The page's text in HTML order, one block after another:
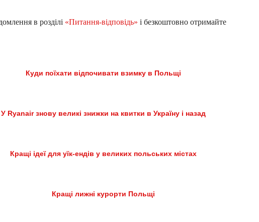
в розділі «Питання-відповідь» і безкоштовно отримайте
Куди поїхати відпочивати взимку в Польщі
У Ryanair знову великі знижки на квитки в Україну і назад
Кращі ідеї для уїк-ендів у великих польських містах
Кращі лижні курорти Польщі